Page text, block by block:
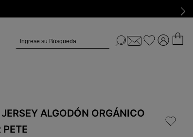
ALGODÓN ORGÁNICO
PETE